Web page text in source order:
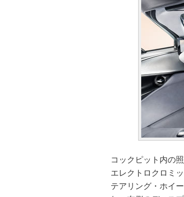
コックピット内の
エレクトロクロミ
テアリング・ホイ